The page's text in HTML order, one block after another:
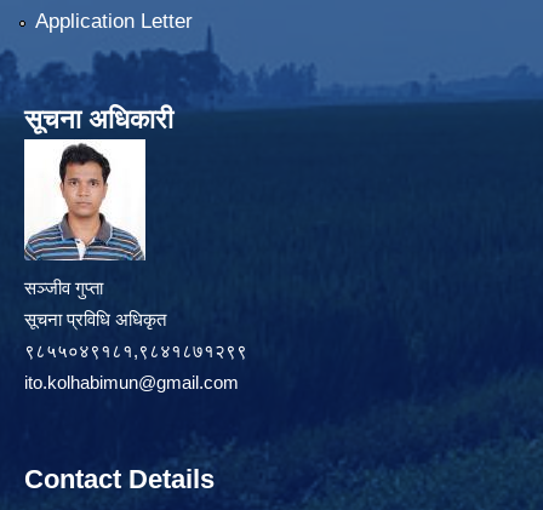
Application Letter
सूचना अधिकारी
सञ्जीव गुप्ता
सूचना प्रविधि अधिकृत
९८५५०४९१८१,९८४१८७१२९९
ito.kolhabimun@gmail.com
Contact Details